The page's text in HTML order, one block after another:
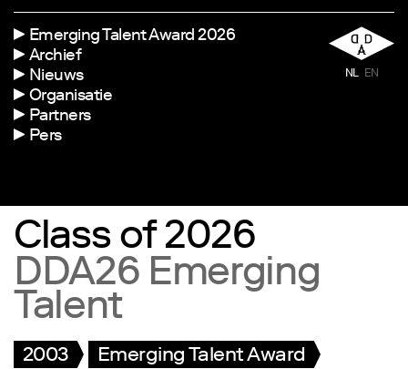
Emerging Talent Award 2026
Archief
Nieuws
Organisatie
Partners
Pers
NL EN
Class of 2026
DDA26 Emerging
Talent
2003 Emerging Talent Award